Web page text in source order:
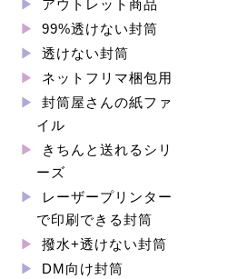
アウトレット商品
99%透けない封筒
透けない封筒
ネットフリマ梱包用
封筒屋さんの紙ファ
イル
きちんと送れるシリ
ーズ
レーザープリンター
で印刷できる封筒
撥水+透けない封筒
DM向け封筒